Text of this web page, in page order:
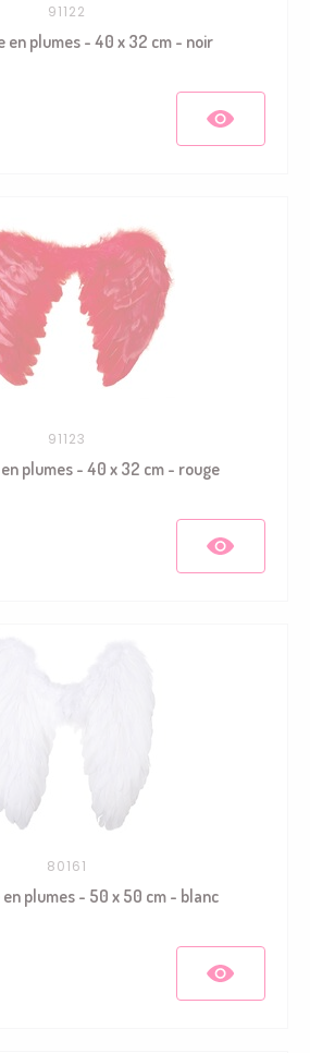
91122
en plumes - 40 x 32 cm - noir
91123
plumes - 40 x 32 cm - rouge
80161
plumes - 50 x 50 cm - blanc